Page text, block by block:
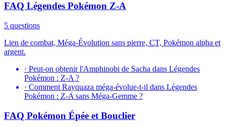
FAQ Légendes Pokémon Z-A
5 questions
Lien de combat, Méga-Évolution sans pierre, CT, Pokémon alpha et
argent.
· Peut-on obtenir l'Amphinobi de Sacha dans Légendes
Pokémon : Z-A ?
· Comment Rayquaza méga-évolue-t-il dans Légendes
Pokémon : Z-A sans Méga-Gemme ?
FAQ Pokémon Épée et Bouclier